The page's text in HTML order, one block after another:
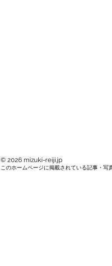
© 2026 mizuki-reiji.jp
このホームページに掲載されている記事・